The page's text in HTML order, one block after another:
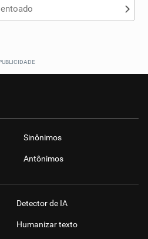
entoado
Sinônimos
Antônimos
Detector de IA
Humanizar texto